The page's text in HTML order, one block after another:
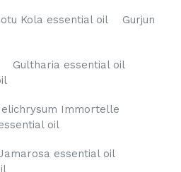
Kola essential oil Gurjun
Gultharia essential oil
Immortelle
oil
essential oil